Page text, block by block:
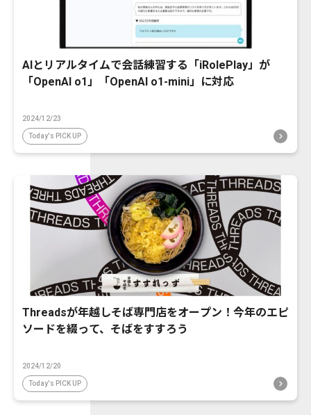
AIとリアルタイムで会話練習する「iRolePlay」が
「OpenAI o1」「OpenAI o1-mini」に対応
2024/12/23
Today's PICK UP
Threadsが年越しそば専門店をオープン！今年のエピ
ソードを綴って、そばをすすろう
2024/12/20
Today's PICK UP